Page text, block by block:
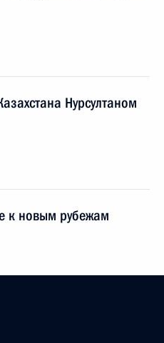
Нурсултаном
к новым рубежам